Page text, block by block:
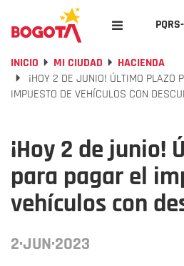
PQRS-
INICIO MI CIUDAD
HACIENDA
¡HOY 2 DE JUNIO! ÚLTIMO PLAZO
IMPUESTO DE VEHÍCULOS CON
¡Hoy 2 de junio!
para pagar el
vehículos con
2·JUN·2023